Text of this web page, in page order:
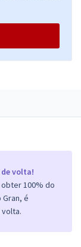
volta!
100% do
é